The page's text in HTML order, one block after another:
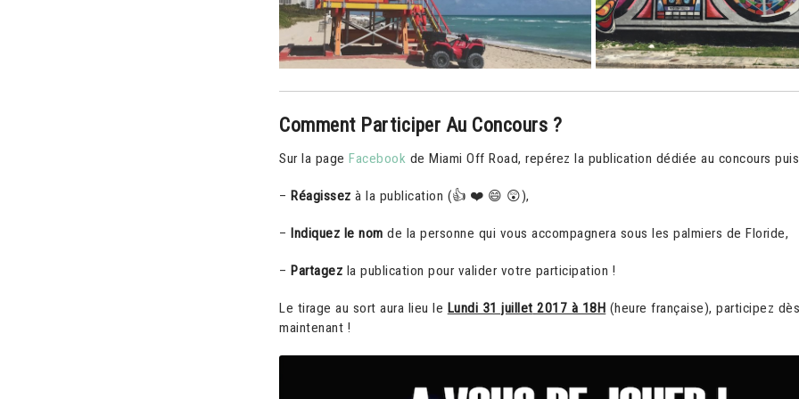
Comment Participer Au Concours ?
Sur la pageFacebook de Miami Off Road, repérez la publication dédiée au concours
– Réagissez à la publication (👍 ❤️ 😄 😲),
– Indiquez le nom de la personne qui vous accompagnera sous les palmiers de Floride,
– Partagez la publication pour valider votre participation !
Le tirage au sort aura lieu le Lundi 31 juillet 2017 à 18H (heure française), participez
maintenant !